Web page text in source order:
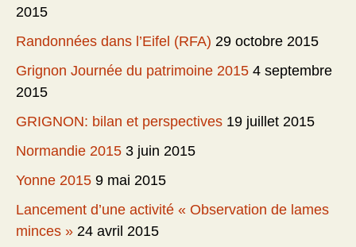
2015
Randonnées dans l’Eifel (RFA) 29 octobre 2015
Grignon Journée du patrimoine 2015 4 septembre
2015
GRIGNON: bilan et perspectives 19 juillet 2015
Normandie 2015 3 juin 2015
Yonne 2015 9 mai 2015
Lancement d’une activité « Observation de lames
minces » 24 avril 2015